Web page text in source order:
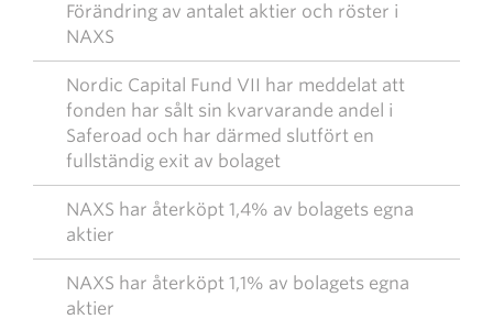
Förändring av antalet aktier och röster i
NAXS
Nordic Capital Fund VII har meddelat att
fonden har sålt sin kvarvarande andel i
Saferoad och har därmed slutfört en
fullständig exit av bolaget
NAXS har återköpt 1,4% av bolagets egna
aktier
NAXS har återköpt 1,1% av bolagets egna
aktier